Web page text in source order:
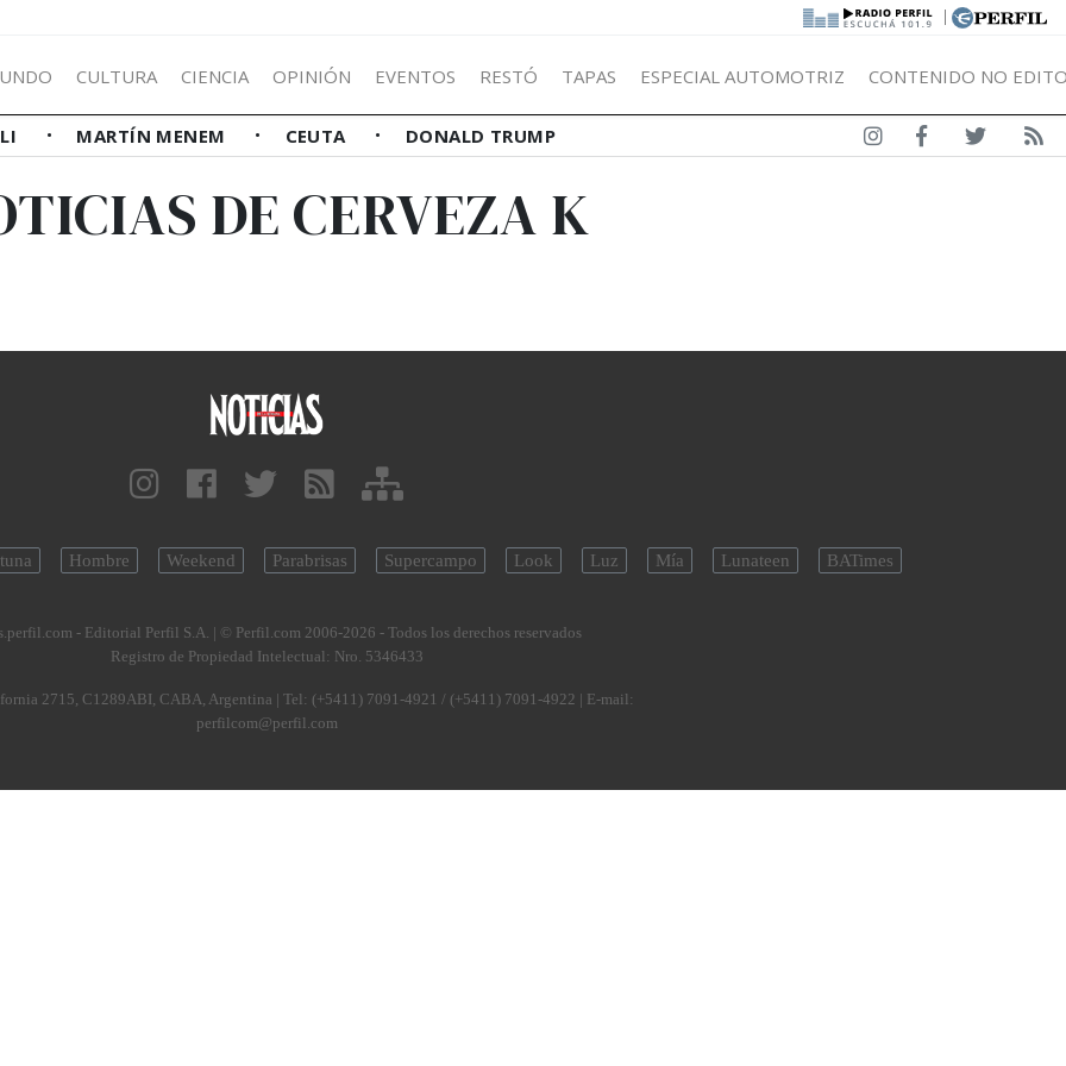
|
CULTURA CIENCIA OPINIÓN EVENTOS RESTÓ TAPAS ESPECIAL AUTOMOTRIZ CONTENIDO NO
MARTÍN MENEM CEUTA DONALD TRUMP
DE CERVEZA K
Hombre Weekend Parabrisas Supercampo Look Luz Mía Lunateen BATimes
- Editorial Perfil S.A. | © Perfil.com 2006-2026 - Todos los derechos reservados
Registro de Propiedad Intelectual: Nro. 5346433
2715, C1289ABI, CABA, Argentina | Tel: (+5411) 7091-4921 / (+5411) 7091-4922 | E-mail:
perfilcom@perfil.com